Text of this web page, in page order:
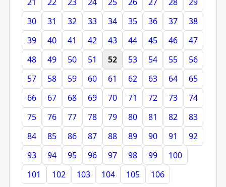
30
31 32 33 34 35 36 37
38
39
40 41 42 43 44 45 46
47
48
49 50 51 52 53 54 55
56
57
58 59 60 61 62 63 64
65
66
67 68 69 70 71 72 73
74
75
76 77 78 79 80 81 82
83
84
85 86 87 88 89 90 91
92
93
94 95 96 97 98 99
100
101
102 103 104 105 106